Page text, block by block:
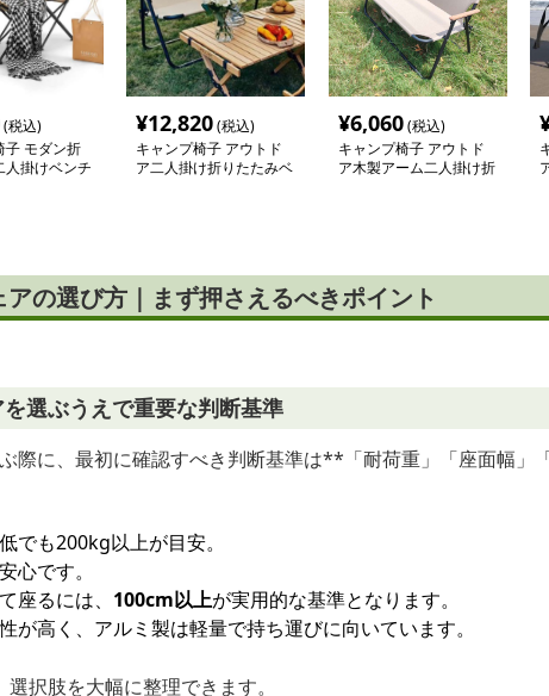
(税込)
子 モダン折
人掛けベンチ
¥12,820(税込)
キャンプ椅子 アウトド
ア二人掛け折りたたみベ
¥6,060(税込)
キャンプ椅子 アウトド
ア木製アーム二人掛け折
の選び方｜まず押さえるべきポイント
選ぶうえで重要な判断基準
際に、最初に確認すべき判断基準は**「耐荷重」「座面幅」
でも200kg以上が目安。
心です。
座るには、 100cm以上が実用的な基準となります。
が高く、アルミ製は軽量で持ち運びに向いています。
択肢を大幅に整理できます。